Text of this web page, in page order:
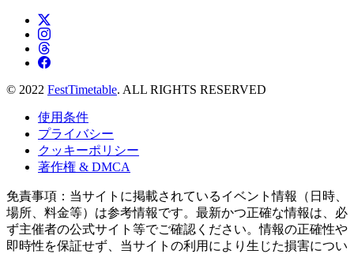
© 2022 FestTimetable. ALL RIGHTS RESERVED
使用条件
プライバシー
クッキーポリシー
著作権 & DMCA
免責事項：当サイトに掲載されているイベント情報（日時、
場所、料金等）は参考情報です。最新かつ正確な情報は、必
ず主催者の公式サイト等でご確認ください。情報の正確性や
即時性を保証せず、当サイトの利用により生じた損害につい